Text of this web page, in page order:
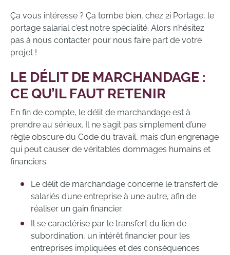
Ça vous intéresse ? Ça tombe bien, chez 2i Portage, le
portage salarial c’est notre spécialité. Alors n’hésitez
pas à nous contacter pour nous faire part de votre
projet !
LE DÉLIT DE MARCHANDAGE :
CE QU’IL FAUT RETENIR
En fin de compte, le délit de marchandage est à
prendre au sérieux. Il ne s’agit pas simplement d’une
règle obscure du Code du travail, mais d’un engrenage
qui peut causer de véritables dommages humains et
financiers.
Le délit de marchandage concerne le transfert de
salariés d’une entreprise à une autre, afin de
réaliser un gain financier.
Il se caractérise par le transfert du lien de
subordination, un intérêt financier pour les
entreprises impliquées et des conséquences